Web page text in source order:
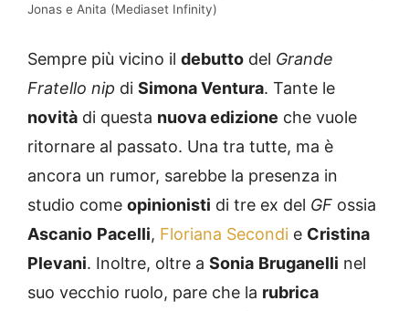
Jonas e Anita (Mediaset Infinity)
Sempre più vicino il debutto del Grande
Fratello nip di Simona Ventura. Tante le
novità di questa nuova edizione che vuole
ritornare al passato. Una tra tutte, ma è
ancora un rumor, sarebbe la presenza in
studio come opinionisti di tre ex del GF ossia
Ascanio Pacelli, Floriana Secondi e Cristina
Plevani. Inoltre, oltre a Sonia Bruganelli nel
suo vecchio ruolo, pare che la rubrica